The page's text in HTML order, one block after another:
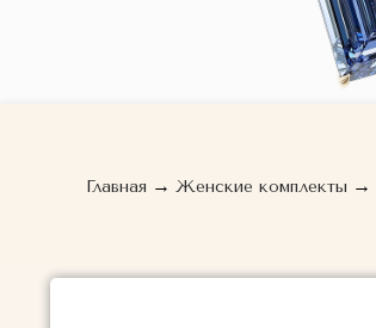
Главная → Женские комплекты →